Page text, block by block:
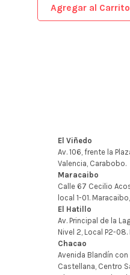
Agregar al Carrito